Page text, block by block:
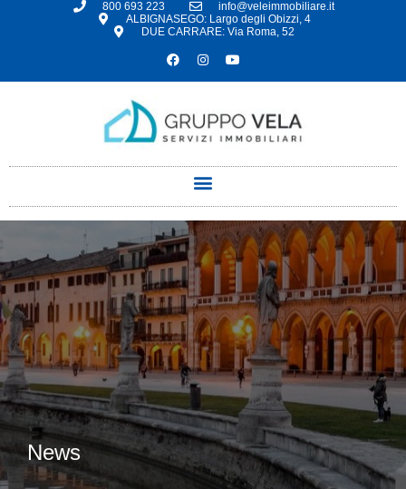
800 693 223
info@veleimmobiliare.it
ALBIGNASEGO: Largo degli Obizzi, 4
DUE CARRARE: Via Roma, 52
News